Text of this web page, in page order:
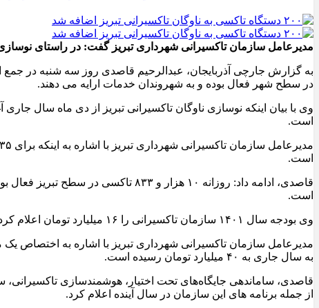
مدیرعامل سازمان تاکسیرانی شهرداری تبریز گفت: در راستای نوسازی ناوگان تاکسیرانی این شهر ۲۰۰ دستگاه تاکسی
به گزارش جارچی آذربایجان، عبدالرحیم قاصدی روز سه شنبه در
در سطح شهر فعال بوده و به شهروندان خدمات ارایه می دهند.
است.
است.
است.
وی بودجه سال ۱۴۰۱ سازمان تاکسیرانی را ۱۶ میلیارد تومان اعلام کرد و یادآور شد: ۸۰ درصد هزینه های جاری و عمرانی بودجه سال جاری این سازمان در ۱۱ ماه امسال تحقق یافته است.
به سال جاری به ۴۰ میلیارد تومان رسیده است.
قاصدی، ساماندهی جایگاه‌های تحت اختیار، هوشمندسازی تاکسیرانی،
از جمله برنامه های این سازمان در سال آینده اعلام کرد.